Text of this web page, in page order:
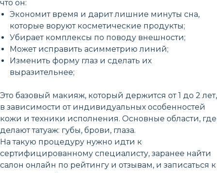
что он:
Экономит время и дарит лишние минуты сна,
которые воруют косметические продукты;
Убирает комплексы по поводу внешности;
Может исправить асимметрию линий;
Изменить форму глаз и сделать их
выразительнее;
Это базовый макияж, который держится от 1 до 2 лет,
в зависимости от индивидуальных особенностей
кожи и техники исполнения. Основные области, где
делают татуаж: губы, брови, глаза.
На такую процедуру нужно идти к
сертифицированному специалисту, заранее найти
салон онлайн по рейтингу и отзывам, и записаться к